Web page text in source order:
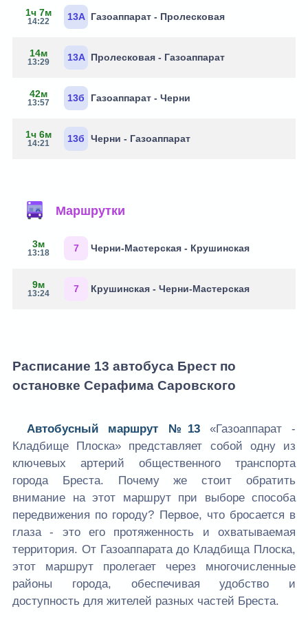
1ч 7м
14:22 13А Газоаппарат - Пролесковая
14м
13:29 13А Пролесковая - Газоаппарат
42м
13:57 13б Газоаппарат - Черни
1ч 6м
14:21 13б Черни - Газоаппарат
Маршрутки
3м
13:18 7 Черни-Мастерская - Крушинская
9м
13:24 7 Крушинская - Черни-Мастерская
Расписание 13 автобуса Брест по
остановке Серафима Саровского
Автобусный маршрут №13«Газоаппарат -
Кладбище Плоска» представляет собой одну из
ключевых артерий общественного транспорта
города Бреста. Почему же стоит обратить
внимание на этот маршрут при выборе способа
передвижения по городу? Первое, что бросается в
глаза - это его протяженность и охватываемая
территория. От Газоаппарата до Кладбища Плоска,
этот маршрут пролегает через многочисленные
районы города, обеспечивая удобство и
доступность для жителей разных частей Бреста.